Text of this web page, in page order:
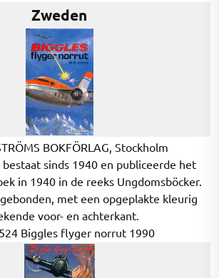
Zweden
BOKFÖRLAG, Stockholm
sinds 1940 en publiceerde het
in 1940 in de reeks Ungdomsböcker.
met een opgeplakte kleurig
voor- en achterkant.
Biggles flyger norrut 1990